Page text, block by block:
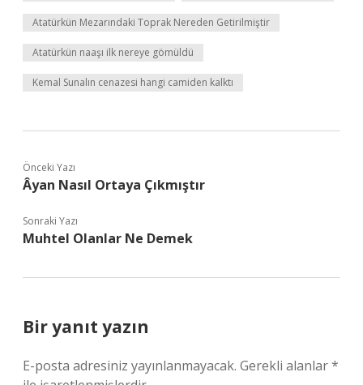
Atatürkün Mezarındaki Toprak Nereden Getirilmiştir
Atatürkün naaşı ilk nereye gömüldü
Kemal Sunalın cenazesi hangi camiden kalktı
Önceki Yazı
Âyan Nasıl Ortaya Çıkmıştır
Sonraki Yazı
Muhtel Olanlar Ne Demek
Bir yanıt yazın
E-posta adresiniz yayınlanmayacak. Gerekli alanlar*